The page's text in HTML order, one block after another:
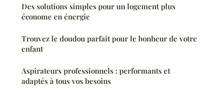
Des solutions simples pour un logement plus
économe en énergie
Trouvez le doudou parfait pour le bonheur de votre
enfant
Aspirateurs professionnels : performants et
adaptés à tous vos besoins